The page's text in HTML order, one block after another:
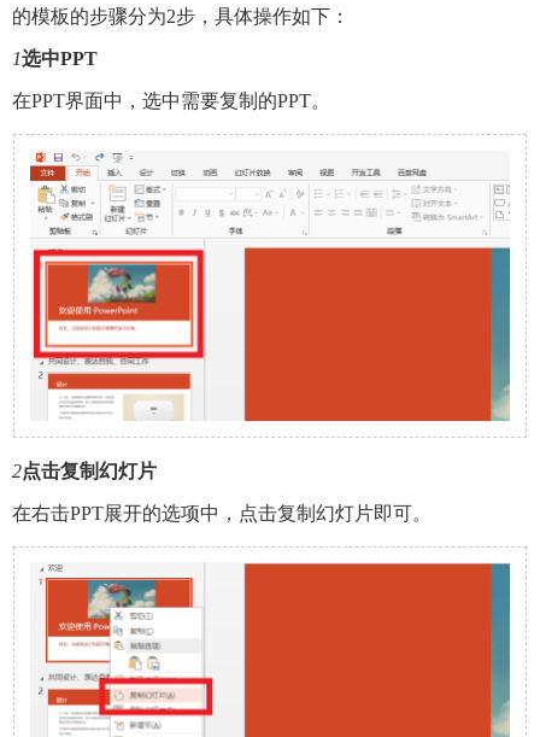
的模板的步骤分为2步，具体操作如下：
1选中PPT
在PPT界面中，选中需要复制的PPT。
2点击复制幻灯片
在右击PPT展开的选项中，点击复制幻灯片即可。